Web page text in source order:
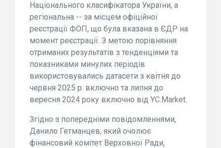
Національного класифікатора України, а
регіональна -- за місцем офіційної
реєстрації ФОП, що була вказана в ЄДР на
момент реєстрації. З метою порівняння
отриманих результатів з тенденціями та
показниками минулих періодів
використовувались датасети з квітня до
червня 2025 р. включно та липня до
вересня 2024 року включно від YC.Market.
Згідно з попередніми повідомленнями,
Данило Гетманцев, який очолює
фінансовий комітет Верховної Ради,